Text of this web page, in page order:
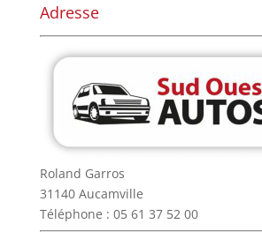
Adresse
Roland Garros
31140 Aucamville
Téléphone : 05 61 37 52 00